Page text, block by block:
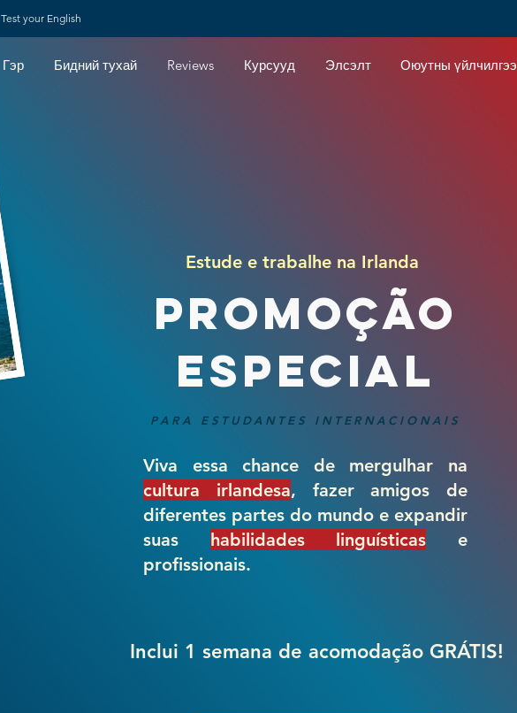
Test your English
Гэр Бидний тухай Reviews Курсууд Элсэлт Оюутны үйлчилгээ
Estude e trabalhe na Irlanda
PROMOÇÃO
ESPECIAL
PARA ESTUDANTES INTERNACIONAIS
Viva essa chance de mergulhar na
cultura irlandesa, fazer amigos de
diferentes partes do mundo e expandir
suas habilidades linguísticas e
profissionais.
Inclui 1 semana de acomodação GRÁTIS!